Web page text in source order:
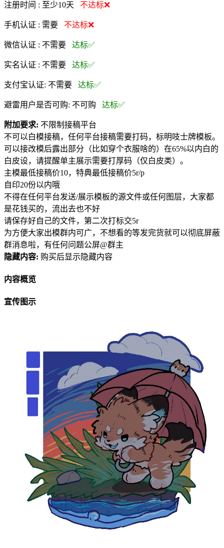
注册时间 : 至少10天 不达标❌
手机认证 : 需要 不达标❌
微信认证 : 不需要 达标✅
实名认证 : 不需要 达标✅
支付宝认证: 不需要 达标✅
避雷用户是否可购: 不可购 达标✅
附加要求: 不限制接稿平台
不可以白模接稿，任何平台接稿需要打码，标明吱士牌模板。
可以接改模后露出部分（比如穿个衣服啥的）在65%以内白的
白皮设，请提醒单主展示需要打厚码（仅白皮类）。
主模最低接稿价10，特典最低接稿价5r/p
自印20份以内哦
不得在任何平台发送/展示模板的源文件或任何图层，大家都
是花钱买的，流出去也不好
请保存好自己的文件，第二次打标交5r
为方便大家出模群内可广，不想看的等发完货就可以彻底屏蔽
群消息啦，有任何问题公屏@群主
隐藏内容: 购买后显示隐藏内容
内容概览
宣传图示